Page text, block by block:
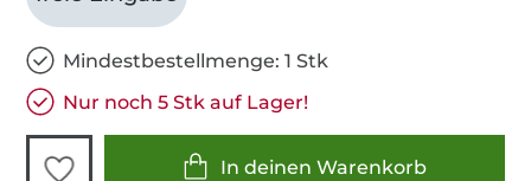
Mindestbestellmenge: 1 Stk
Nur noch 5 Stk auf Lager!
In deinen Warenkorb